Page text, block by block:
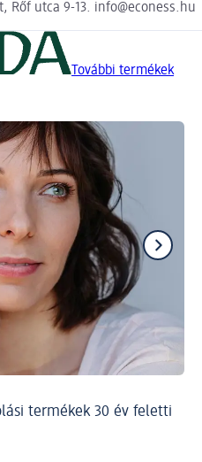
Rőf utca 9-13. info@econess.hu
További termékek
termékek 30 év feletti